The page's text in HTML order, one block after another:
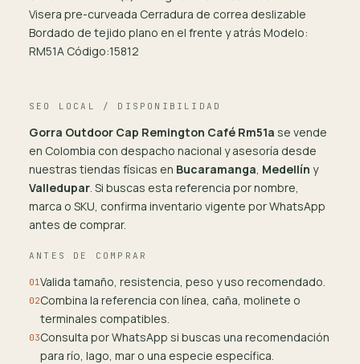
Visera pre-curveada Cerradura de correa deslizable
Bordado de tejido plano en el frente y atrás Modelo:
RM51A Código:15812
SEO LOCAL / DISPONIBILIDAD
Gorra Outdoor Cap Remington Café Rm51a se vende
en Colombia con despacho nacional y asesoría desde
nuestras tiendas físicas en Bucaramanga, Medellín y
Valledupar. Si buscas esta referencia por nombre,
marca o SKU, confirma inventario vigente por WhatsApp
antes de comprar.
ANTES DE COMPRAR
01Valida tamaño, resistencia, peso y uso recomendado.
02Combina la referencia con línea, caña, molinete o
terminales compatibles.
03Consulta por WhatsApp si buscas una recomendación
para río, lago, mar o una especie específica.